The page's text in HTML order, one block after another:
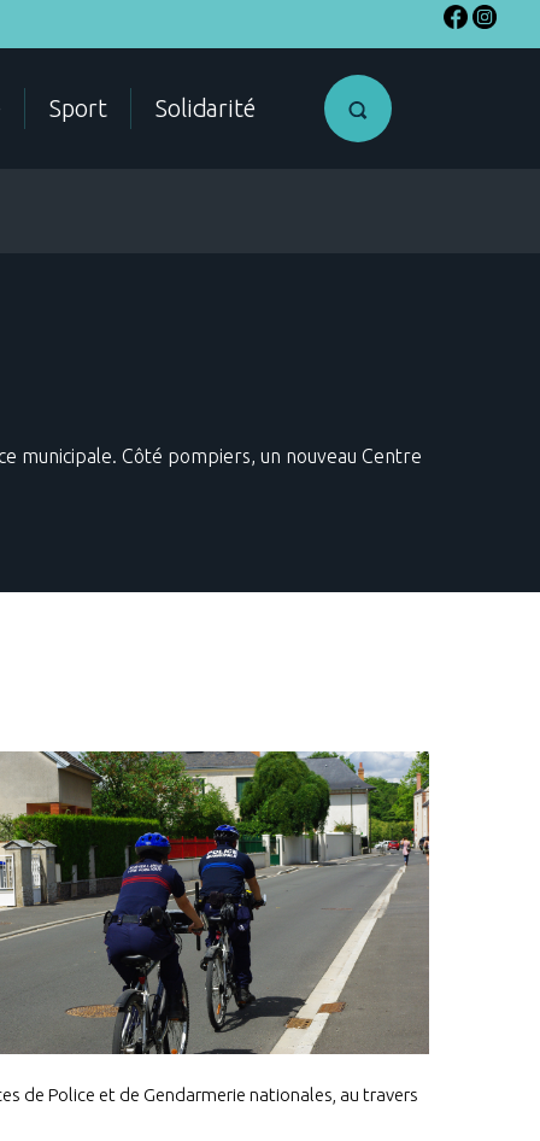
Sport Solidarité
municipale. Côté pompiers, un nouveau Centre
de Police et de Gendarmerie nationales, au travers